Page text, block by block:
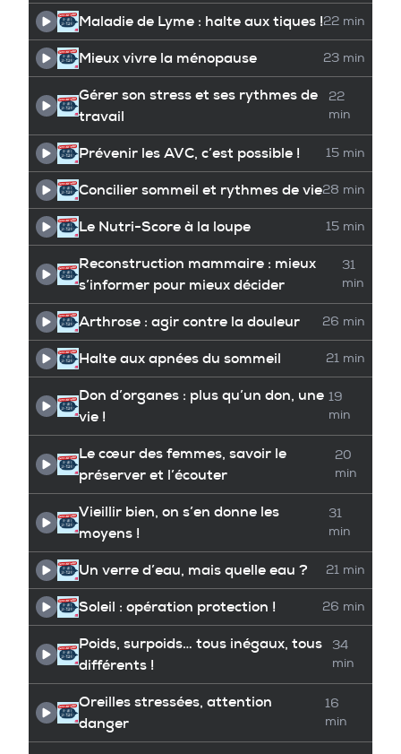
Maladie de Lyme : halte aux tiques !22 min
Mieux vivre la ménopause 23 min
Gérer son stress et ses rythmes de
travail
22
min
Prévenir les AVC, c’est possible ! 15 min
Concilier sommeil et rythmes de vie28 min
Le Nutri-Score à la loupe 15 min
Reconstruction mammaire : mieux
s’informer pour mieux décider
31
min
Arthrose : agir contre la douleur 26 min
Halte aux apnées du sommeil 21 min
Don d’organes : plus qu’un don, une
vie !
19
min
Le cœur des femmes, savoir le
préserver et l’écouter
20
min
Vieillir bien, on s’en donne les
moyens !
31
min
Un verre d’eau, mais quelle eau ? 21 min
Soleil : opération protection ! 26 min
Poids, surpoids… tous inégaux, tous
différents !
34
min
Oreilles stressées, attention
danger
16
min